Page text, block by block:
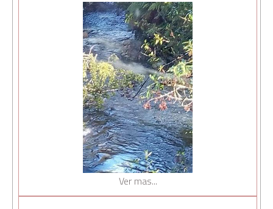
Ver mas...